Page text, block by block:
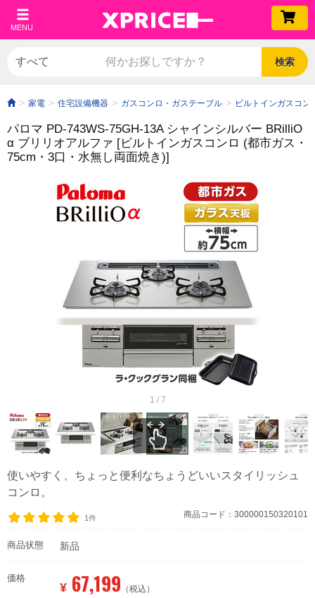
MENU
検索
家電 住宅設備機器 ガスコンロ・ガステーブル ビルトインガスコン
パロマ PD-743WS-75GH-13A シャインシルバー BRilliO
α ブリリオアルファ [ビルトインガスコンロ (都市ガス・
75cm・3口・水無し両面焼き)]
1 / 7
使いやすく、ちょっと便利なちょうどいいスタイリッシュ
コンロ。
1件 商品コード：300000150320101
商品状態 新品
価格
¥ 67,199 （税込）